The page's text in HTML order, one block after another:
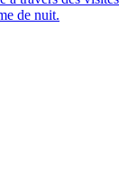
de nuit.